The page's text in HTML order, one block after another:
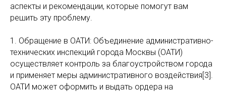
аспекты и рекомендации, которые помогут вам
решить эту проблему.
1. Обращение в ОАТИ: Объединение административно-
технических инспекций города Москвы (ОАТИ)
осуществляет контроль за благоустройством города
и применяет меры административного воздействия[3].
ОАТИ может оформить и выдать ордера на